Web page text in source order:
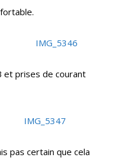
et prises de courant
pas certain que cela